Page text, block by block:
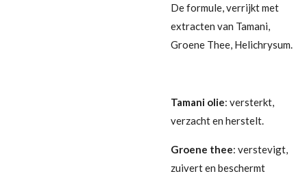
De formule, verrijkt met
extracten van Tamani,
Groene Thee, Helichrysum.
Tamani olie: versterkt,
verzacht en herstelt.
Groene thee: verstevigt,
zuivert en beschermt